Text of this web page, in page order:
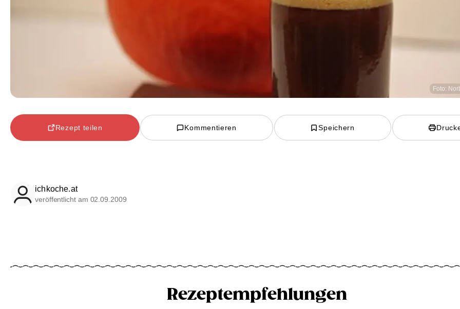
Foto:
Rezept teilen Kommentieren Speichern
ichkoche.at
veröffentlicht am 02.09.2009
Rezeptempfehlungen